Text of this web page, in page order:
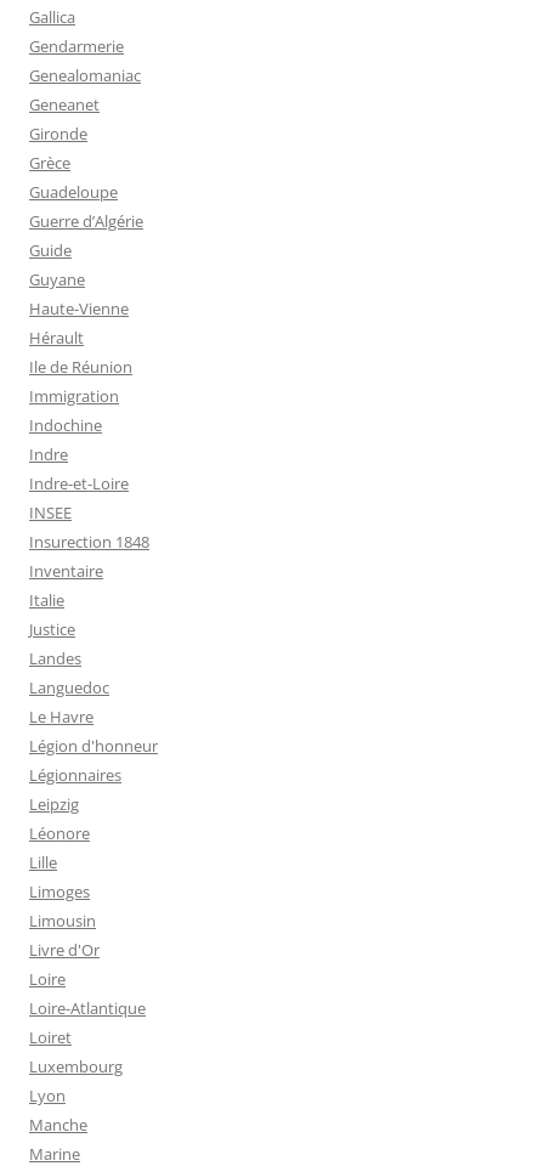
Gallica
Gendarmerie
Genealomaniac
Geneanet
Gironde
Grèce
Guadeloupe
Guerre d’Algérie
Guide
Guyane
Haute-Vienne
Hérault
Ile de Réunion
Immigration
Indochine
Indre
Indre-et-Loire
INSEE
Insurection 1848
Inventaire
Italie
Justice
Landes
Languedoc
Le Havre
Légion d'honneur
Légionnaires
Leipzig
Léonore
Lille
Limoges
Limousin
Livre d'Or
Loire
Loire-Atlantique
Loiret
Luxembourg
Lyon
Manche
Marine